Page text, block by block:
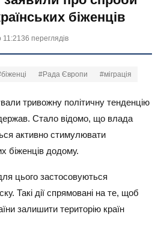
біженців
11:2136 переглядів
#Рада Європи #міграція
тривожну політичну тенденцію
Стало відомо, що влада
активно стимулювати
біженців додому.
цього застосовуються
Такі дії спрямовані на те, щоб
залишити територію країн